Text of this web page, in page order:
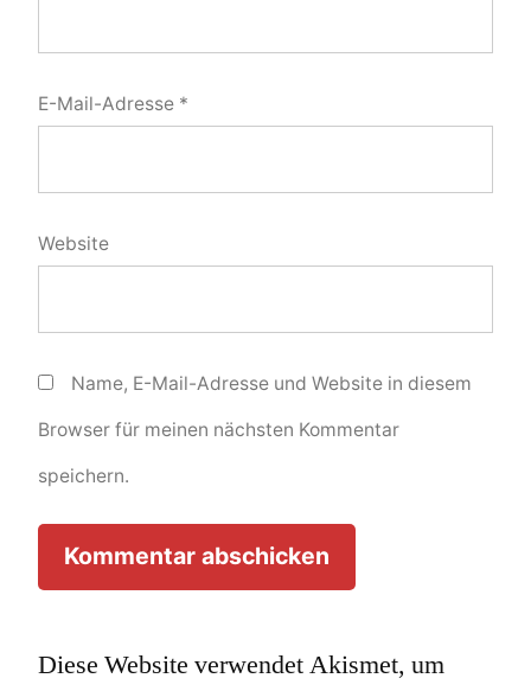
E-Mail-Adresse *
Website
Name, E-Mail-Adresse und Website in diesem
Browser für meinen nächsten Kommentar
speichern.
Diese Website verwendet Akismet, um